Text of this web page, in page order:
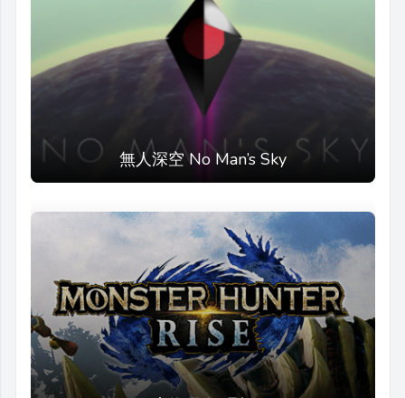
無人深空 No Man’s Sky